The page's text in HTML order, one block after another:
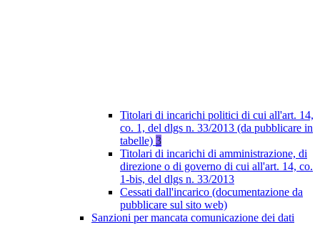
Titolari di incarichi politici di cui all'art. 14,
co. 1, del dlgs n. 33/2013 (da pubblicare in
tabelle) 3
Titolari di incarichi di amministrazione, di
direzione o di governo di cui all'art. 14, co.
1-bis, del dlgs n. 33/2013
Cessati dall'incarico (documentazione da
pubblicare sul sito web)
Sanzioni per mancata comunicazione dei dati